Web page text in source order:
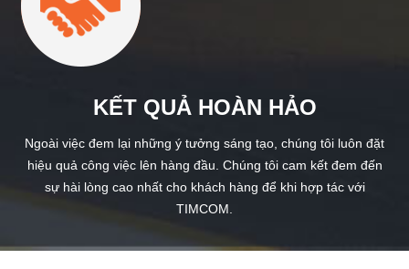
KẾT QUẢ HOÀN HẢO
Ngoài việc đem lại những ý tưởng sáng tạo, chúng tôi luôn đặt
hiệu quả công việc lên hàng đầu. Chúng tôi cam kết đem đến
sự hài lòng cao nhất cho khách hàng để khi hợp tác với
TIMCOM.